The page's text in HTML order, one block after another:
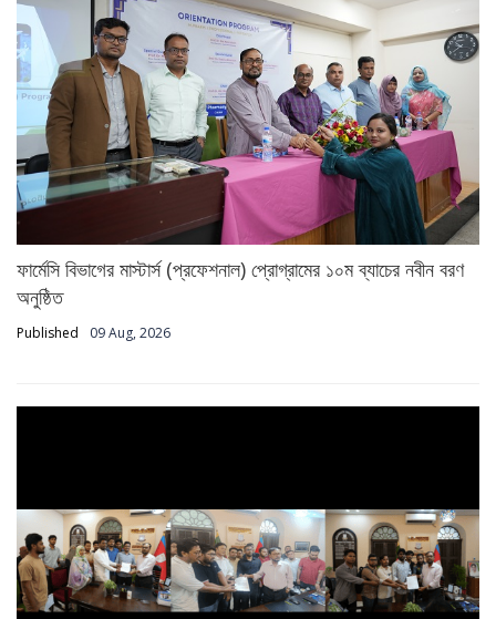
ফার্মেসি বিভাগের মাস্টার্স (প্রফেশনাল) প্রোগ্রামের ১০ম ব্যাচের নবীন বরণ
অনুষ্ঠিত
Published 09 Aug, 2026